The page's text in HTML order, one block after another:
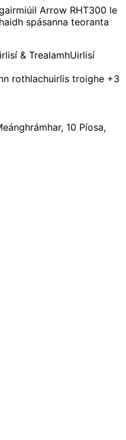
Arrow RHT300 le
spásanna teoranta
& TrealamhUirlisí
rothlachuirlis troighe +3
10 Píosa,